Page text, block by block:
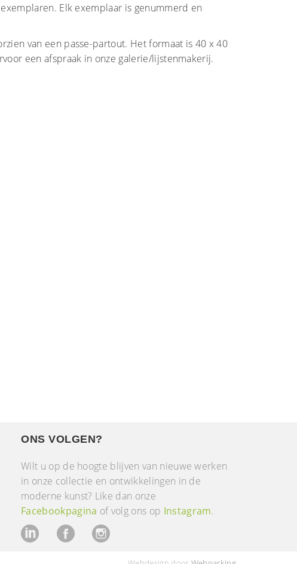
Elk exemplaar is genummerd en
van een passe-partout. Het formaat is 40 x 40
een afspraak in onze galerie/lijstenmakerij.
ONS VOLGEN?
Wilt u op de hoogte blijven van nieuwe werken
in onze collectie en ontwikkelingen in de
moderne kunst? Like dan onze
Facebookpagina of volg ons op Instagram.